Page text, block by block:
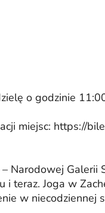
o godzinie
miejsc: https://
Galerii
teraz. Joga w
w niecodziennej